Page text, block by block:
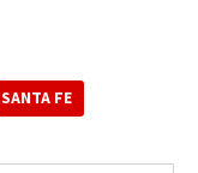
SANTA FE